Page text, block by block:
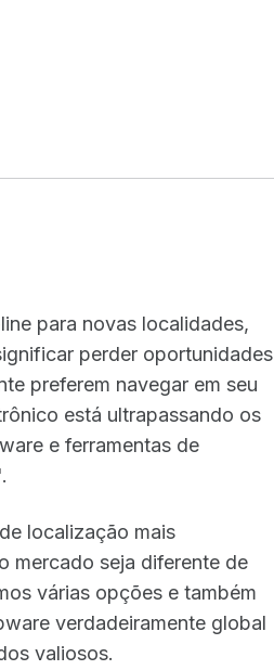
para novas localidades,
perder oportunidades
preferem navegar em seu
está ultrapassando os
e ferramentas de
localização mais
mercado seja diferente de
várias opções e também
verdadeiramente global
valiosos.